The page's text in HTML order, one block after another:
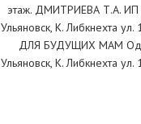
этаж. ДМИТРИЕВА Т.А.
Ульяновск, К. Либкнехта
ДЛЯ БУДУЩИХ МАМ
Ульяновск, К. Либкнехта